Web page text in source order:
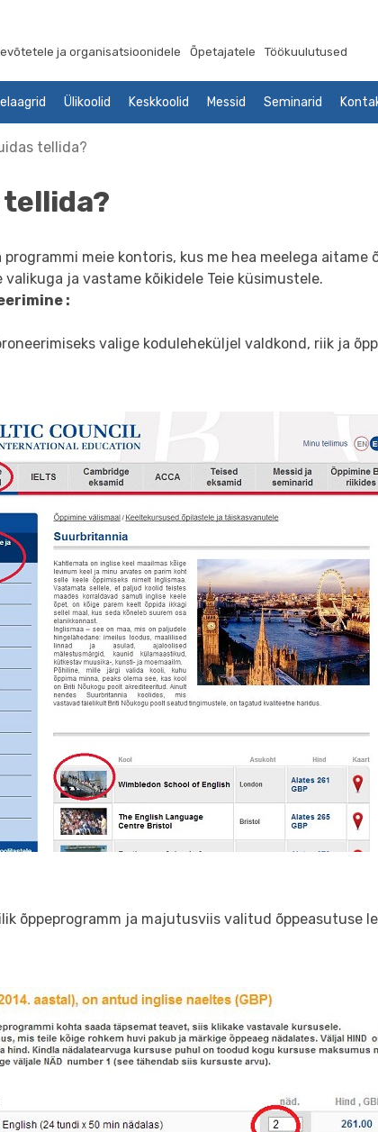
ja organisatsioonidele Õpetajatele Töökuulutused
Ülikoolid Keskkoolid Messid Seminarid
tellida?
tellida?
meie kontoris, kus me hea meelega aitame
valikuga ja vastame kõikidele Teie küsimustele.
:
valige koduleheküljel valdkond, riik ja
õppeprogramm ja majutusviis valitud õppeasutuse